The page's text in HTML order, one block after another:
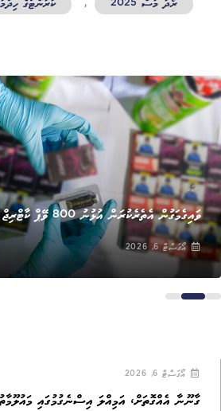
ރޯދަ މަސް 2025 , ކަރަންޓުގެ ހިދުމަތް
ޚަބަރު
ވައިގެމަގުން އެތެރެކުރަން އުޅުނު 800 ވޭޕް ކާޓްރިޖް އަތުލައިގެންފި
އޯގަސްޓް 6, 2026
އޯގަސްޓް 6, 2026
ގާނޫނާ އެއްގޮތަށް، އަމިއްލަ އިސްނެގުމުގައި